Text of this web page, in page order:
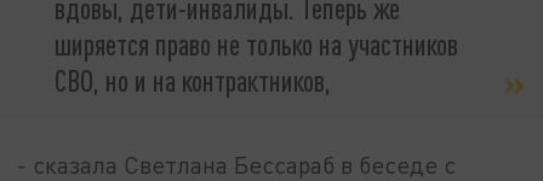
вдовы, дети-инвалиды. Теперь же
ширяется право не только на участников
СВО, но и на контрактников,
- сказала Светлана Бессараб в беседе с